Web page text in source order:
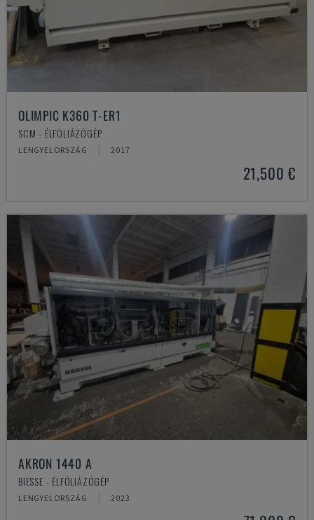
OLIMPIC K360 T-ER1
SCM - ÉLFÓLIÁZÓGÉP
LENGYELORSZÁG 2017
21,500 €
AKRON 1440 A
BIESSE - ÉLFÓLIÁZÓGÉP
LENGYELORSZÁG 2023